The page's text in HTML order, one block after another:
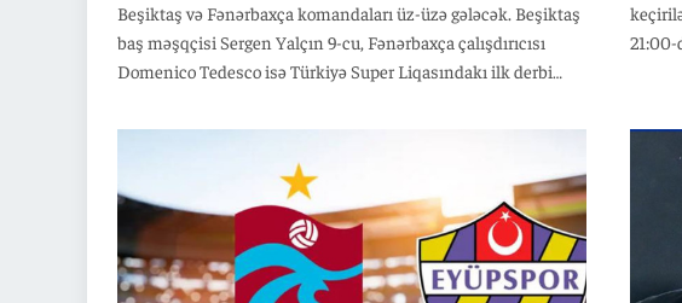
Beşiktaş və Fənərbaxça komandaları üz-üzə gələcək. Beşiktaş
baş məşqçisi Sergen Yalçın 9-cu, Fənərbaxça çalışdırıcısı
Domenico Tedesco isə Türkiyə Super Liqasındakı ilk derbi
Yalçın, əvvəlki 8 derbini 4 qələbə, 3 heç-heçə və 1
məğlubiyyətlə başa vurub. Fənərbaxça ilə görüşlərdə isə Yalçın
məğlubiyyət görməyib: 3 qarşılaşmadan 2 qələbə və 1 heç-heçə
ilə ayrılıb. Bu oyunlarda Beşiktaş 7 qol vurub, 4 qol buraxıb.
21:00-
“Fatih